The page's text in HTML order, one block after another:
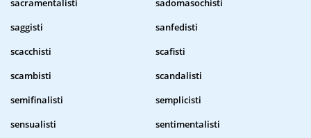
sacramentalisti
sadomasochisti
saggisti
sanfedisti
scacchisti
scafisti
scambisti
scandalisti
semifinalisti
semplicisti
sensualisti
sentimentalisti